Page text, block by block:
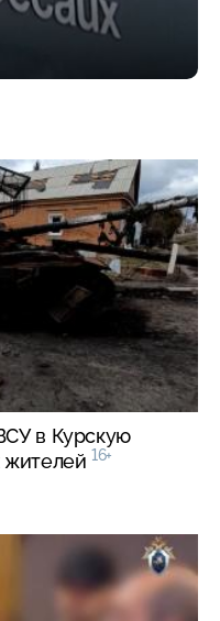
в Курскую
жителей 16+